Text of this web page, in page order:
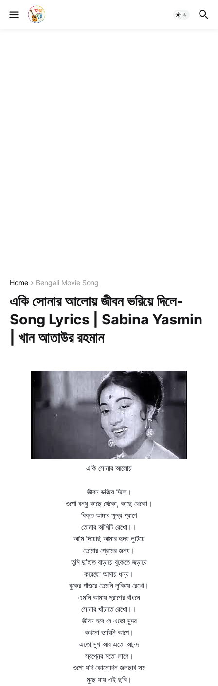
Home Bengali Movie Song
একি সোনার আলোয় জীবন ভরিয়ে দিলে-
Song Lyrics | Sabina Yasmin
| খান আতাউর রহমান
একি সোনার আলোয়
জীবন ভরিয়ে দিলে।
ওগো বন্ধু কাছে থেকো, কাছে থেকো।
রিক্ত আমার ক্ষুদ্র প্রাণে
তোমার আঁখিটি রেখো।।
আমি দিয়েছি আমার হৃদয় লুটিয়ে
তোমার প্রেমের জন্য।
তুমি দু’হাত বাড়ায়ে বুকেতে জড়ায়ে
করেছো আমায় ধন্য।
বুকের পাঁজরে তেমনি লুকিয়ে রেখো।
এমনি আমায় প্রাণের বাঁধনে
সোনার খাঁচাতে রেখো।।
জীবন হবে যে এতো সুন্দর
কখনো ভাবিনি আগে।
এতো সুখ আর এতো আনন্দ
স্বপ্নের মতো লাগে।
ওগো যদি কোনোদিন জলছবি সম
মুছে যায় এই ছবি।